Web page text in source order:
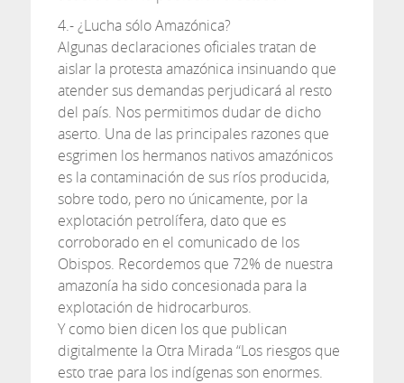
4.- ¿Lucha sólo Amazónica?
Algunas declaraciones oficiales tratan de
aislar la protesta amazónica insinuando que
atender sus demandas perjudicará al resto
del país. Nos permitimos dudar de dicho
aserto. Una de las principales razones que
esgrimen los hermanos nativos amazónicos
es la contaminación de sus ríos producida,
sobre todo, pero no únicamente, por la
explotación petrolífera, dato que es
corroborado en el comunicado de los
Obispos. Recordemos que 72% de nuestra
amazonía ha sido concesionada para la
explotación de hidrocarburos.
Y como bien dicen los que publican
digitalmente la Otra Mirada “Los riesgos que
esto trae para los indígenas son enormes.